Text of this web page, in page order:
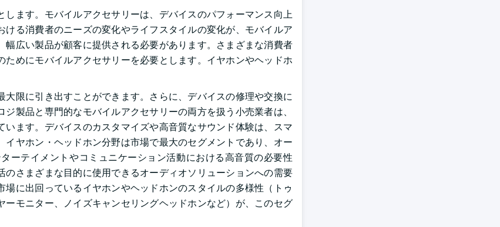
ます。モバイルアクセサリーは、デバイスのパフォーマンス向上
る消費者のニーズの変化やライフスタイルの変化が、モバイルア
広い製品が顧客に提供される必要があります。さまざまな消費者
めにモバイルアクセサリーを必要とします。イヤホンやヘッドホ
限に引き出すことができます。さらに、デバイスの修理や交換に
製品と専門的なモバイルアクセサリーの両方を扱う小売業者は、
ます。デバイスのカスタマイズや高音質なサウンド体験は、スマ
ヤホン・ヘッドホン分野は市場で最大のセグメントであり、オー
ーテイメントやコミュニケーション活動における高音質の必要性
さまざまな目的に使用できるオーディオソリューションへの需要
に出回っているイヤホンやヘッドホンのスタイルの多様性（トゥ
モニター、ノイズキャンセリングヘッドホンなど）が、このセグ